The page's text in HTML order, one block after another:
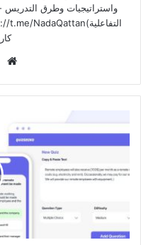
واستراتيجيات وطرق التدريس -
موقع
quizgecko
الأسئلة
التفاعلية
المدعمة
بالذكاء